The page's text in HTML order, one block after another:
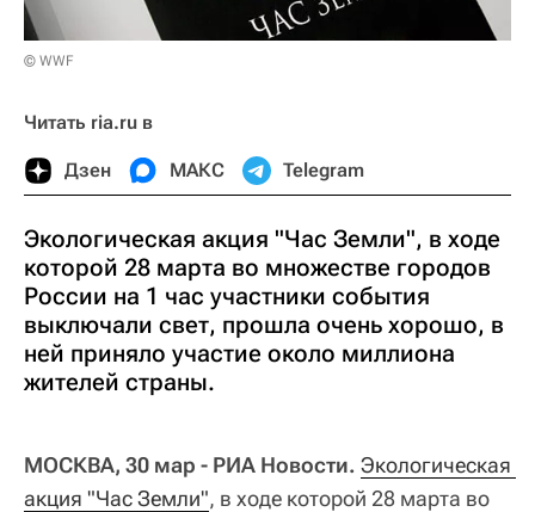
© WWF
Читать ria.ru в
Дзен МАКС Telegram
Экологическая акция "Час Земли", в ходе
которой 28 марта во множестве городов
России на 1 час участники события
выключали свет, прошла очень хорошо, в
ней приняло участие около миллиона
жителей страны.
МОСКВА, 30 мар - РИА Новости. Экологическая
акция "Час Земли", в ходе которой 28 марта во